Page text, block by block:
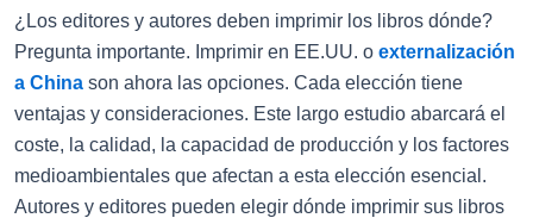
¿Los editores y autores deben imprimir los libros dónde?
Pregunta importante. Imprimir en EE.UU. o externalización
a China son ahora las opciones. Cada elección tiene
ventajas y consideraciones. Este largo estudio abarcará el
coste, la calidad, la capacidad de producción y los factores
medioambientales que afectan a esta elección esencial.
Autores y editores pueden elegir dónde imprimir sus libros